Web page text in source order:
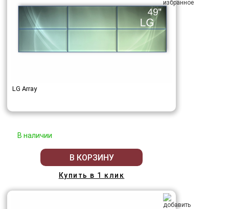
LG Array
В наличии
В КОРЗИНУ
Купить в 1 клик